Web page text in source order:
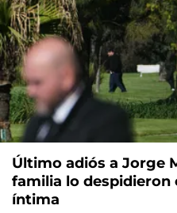
Último adiós a Jorge
familia lo despidieron
íntima